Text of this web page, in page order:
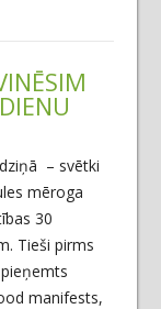
– svētki
mēroga
30
Tieši pirms
manifests,